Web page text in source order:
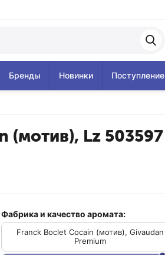
Бренды Новинки Поступление
(мотив), Lz 503597
Фабрика и качество аромата:
Franck Boclet Cocain (мотив), Givaudan
Premium